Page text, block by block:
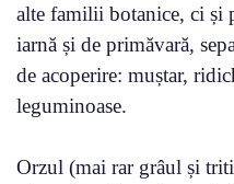
alte familii botanice, ci și
iarnă și de primăvară,
de acoperire: muștar,
leguminoase.
Orzul (mai rar grâul și